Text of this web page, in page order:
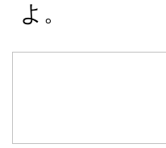
よ。